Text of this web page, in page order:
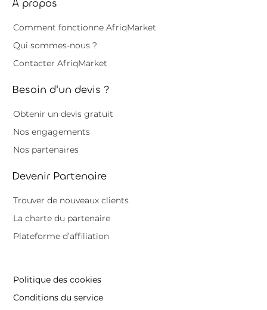
À propos
Comment fonctionne AfriqMarket
Qui sommes-nous ?
Contacter AfriqMarket
Besoin d'un devis ?
Obtenir un devis gratuit
Nos engagements
Nos partenaires
Devenir Partenaire
Trouver de nouveaux clients
La charte du partenaire
Plateforme d’affiliation
Politique des cookies
Conditions du service